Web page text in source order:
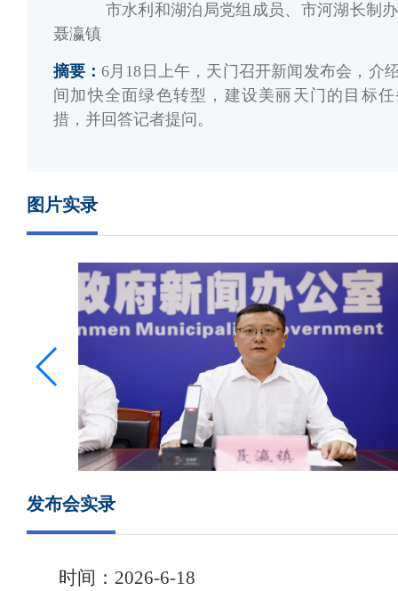
市水利和湖泊局党组成员、市河湖长制办
聂瀛镇
摘要： 6月18日上午，天门召开新闻发布会，介
间加快全面绿色转型，建设美丽天门的目标
措，并回答记者提问。
图片实录
发布会实录
时间： 2026-6-18